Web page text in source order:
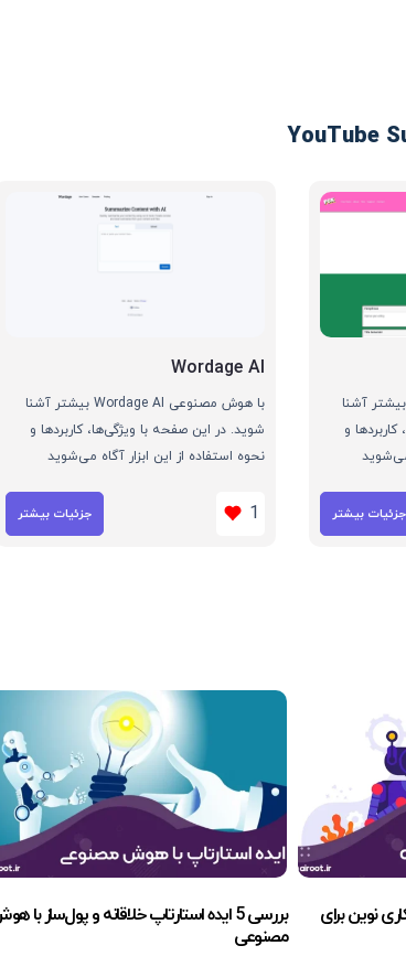
با هوش مصنوعی FCK.School بیشتر آشنا
و
می‌شوید
جزئیات بیشتر
Wordage AI
با هوش مصنوعی Wordage AI بیشتر آشنا
شوید. در این صفحه با ویژگی‌ها، کاربردها و
نحوه استفاده از این ابزار آگاه می‌شوید
1 جزئیات بیشتر
بررسی 5 ایده استارتاپ خلاقانه و پول‌ساز با هوش
مصنوعی